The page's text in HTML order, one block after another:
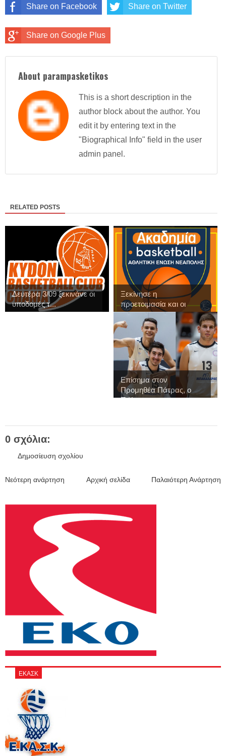
Share on Facebook Share on Twitter
Share on Google Plus
About parampasketikos
This is a short description in the
author block about the author. You
edit it by entering text in the
"Biographical Info" field in the user
admin panel.
RELATED POSTS
Δευτέρα 3/09 ξεκινάνε οι
υποδομές τ...
Ξεκίνησε η
προετοιμασία και οι
εγγ...
Επίσημα στον
Προμηθέα Πάτρας, ο
Π.Κ...
0 σχόλια:
Δημοσίευση σχολίου
Νεότερη ανάρτηση Παλαιότερη Ανάρτηση
Αρχική σελίδα
ΕΚΑΣΚ